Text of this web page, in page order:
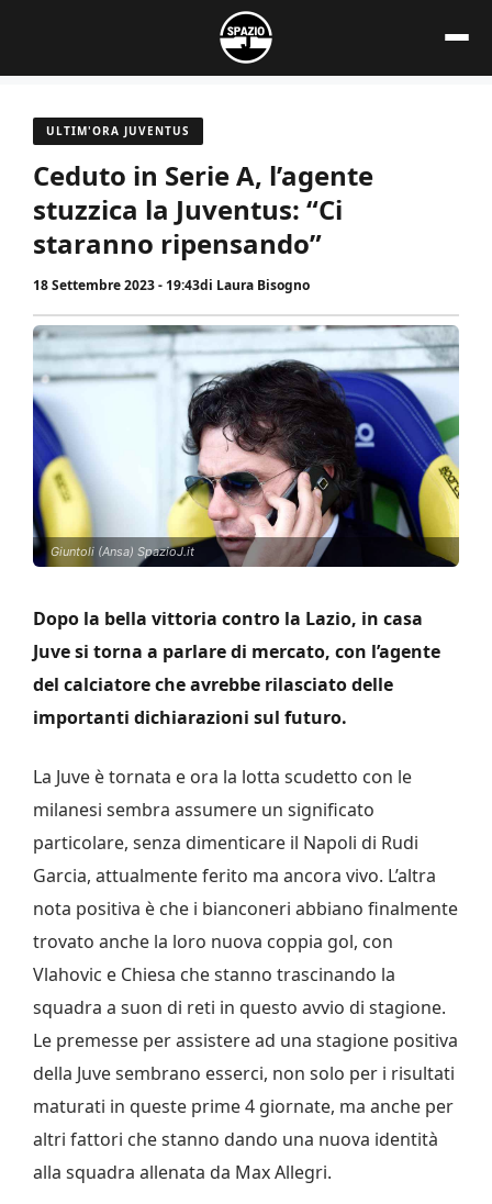
contenuto
ULTIM'ORA JUVENTUS
Ceduto in Serie A, l’agente
stuzzica la Juventus: “Ci
staranno ripensando”
18 Settembre 2023 - 19:43di Laura Bisogno
Giuntoli (Ansa) SpazioJ.it
Dopo la bella vittoria contro la Lazio, in casa
Juve si torna a parlare di mercato, con l’agente
del calciatore che avrebbe rilasciato delle
importanti dichiarazioni sul futuro.
La Juve è tornata e ora la lotta scudetto con le
milanesi sembra assumere un significato
particolare, senza dimenticare il Napoli di Rudi
Garcia, attualmente ferito ma ancora vivo. L’altra
nota positiva è che i bianconeri abbiano finalmente
trovato anche la loro nuova coppia gol, con
Vlahovic e Chiesa che stanno trascinando la
squadra a suon di reti in questo avvio di stagione.
Le premesse per assistere ad una stagione positiva
della Juve sembrano esserci, non solo per i risultati
maturati in queste prime 4 giornate, ma anche per
altri fattori che stanno dando una nuova identità
alla squadra allenata da Max Allegri.